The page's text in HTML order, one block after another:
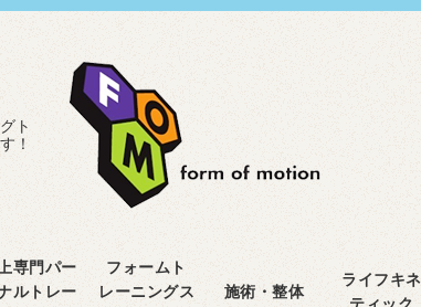
ト
！
専門パー
ルトレー
フォームト
レーニングス
施術・整体
ライフキネ